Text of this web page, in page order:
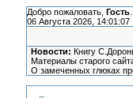
Добро пожаловать, Гость.
06 Августа 2026, 14:01:07
Новости: Книгу
Материалы старого
О замеченных глюках